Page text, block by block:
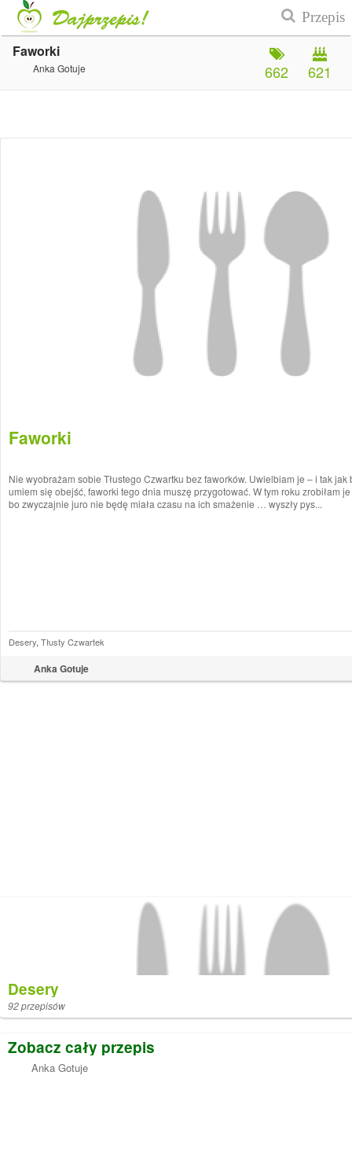
Faworki
Anka Gotuje 621
662
Faworki
Nie wyobrażam sobie Tłustego Czwartku bez faworków. Uwielbiam je – i tak jak
umiem się obejść, faworki tego dnia muszę przygotować. W tym roku zrobiłam
bo zwyczajnie juro nie będę miała czasu na ich smażenie … wyszły pys...
Anka Gotuje
Desery, Tłusty Czwartek
Desery
92 przepisów
Zobacz cały przepis
Anka Gotuje